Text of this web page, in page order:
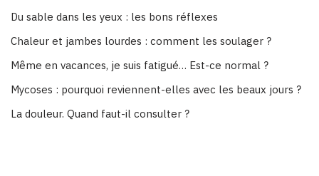
Du sable dans les yeux : les bons réflexes
Chaleur et jambes lourdes : comment les soulager ?
Même en vacances, je suis fatigué… Est-ce normal ?
Mycoses : pourquoi reviennent-elles avec les beaux jours ?
La douleur. Quand faut-il consulter ?